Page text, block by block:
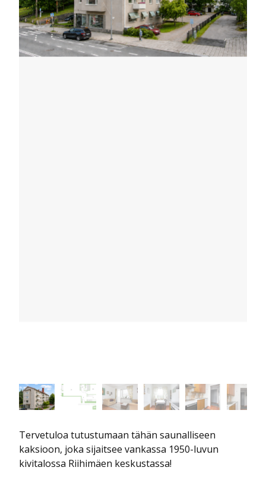
Tervetuloa tutustumaan tähän saunalliseen
kaksioon, joka sijaitsee vankassa 1950-luvun
kivitalossa Riihimäen keskustassa!